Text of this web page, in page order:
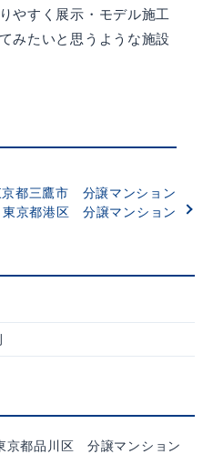
やすく展示・モデル施工
みたいと思うような施設
都三鷹市 分譲マンション
京都港区 分譲マンション
都品川区 分譲マンション